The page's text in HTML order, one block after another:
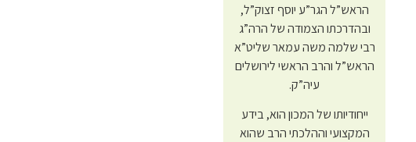
הראש”ל הגר”ע יוסף זצוק”ל,
ובהדרכתו הצמודה של הרה”ג
רבי שלמה משה עמאר שליט”א
הראש”ל והרב הראשי לירושלים
עיה”ק.
ייחודיותו של המכון הוא, בידע
המקצועי וההלכתי הרב שהוא